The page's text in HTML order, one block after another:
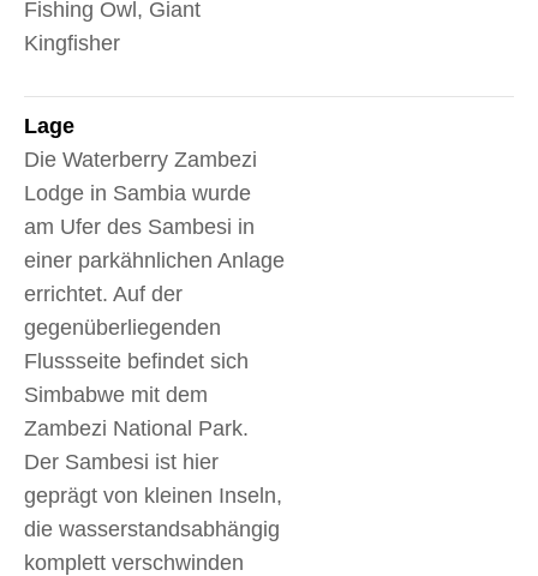
Fishing Owl, Giant
Kingfisher
Lage
Die Waterberry Zambezi
Lodge in Sambia wurde
am Ufer des Sambesi in
einer parkähnlichen Anlage
errichtet. Auf der
gegenüberliegenden
Flussseite befindet sich
Simbabwe mit dem
Zambezi National Park.
Der Sambesi ist hier
geprägt von kleinen Inseln,
die wasserstandsabhängig
komplett verschwinden